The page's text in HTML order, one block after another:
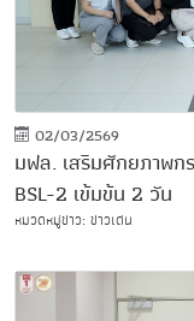
02/03/2569
มฟล. เสริมศักยภาพก
BSL-2 เข้มข้น 2 วัน
หมวดหมู่ข่าว: ข่าวเด่น